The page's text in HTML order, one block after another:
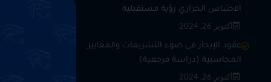
الاحتباس الحراري رؤية مستقبلية
أكتوبر 26, 2024
عقود الإيجار فى ضوء التشريعات والمعايير
المحاسبية (دراسة مرجعية)
أكتوبر 26, 2024